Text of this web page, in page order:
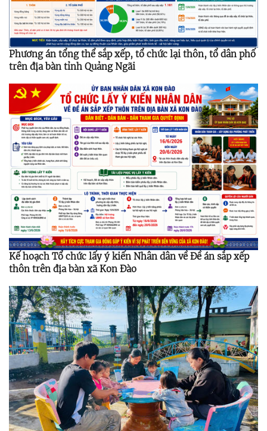
Phương án tổng thể sắp xếp, tổ chức lại thôn, tổ dân phố
trên địa bàn tỉnh Quảng Ngãi
Kế hoạch Tổ chức lấy ý kiến Nhân dân về Đề án sắp xếp
thôn trên địa bàn xã Kon Đào